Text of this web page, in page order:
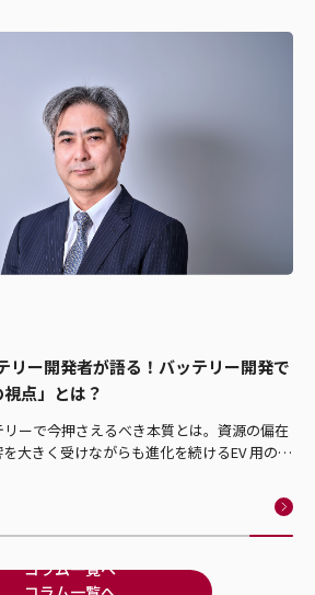
リー開発者が語る！バッテリー開発で
点」とは？
ーで今押さえるべき本質とは。資源の偏在
大きく受けながらも進化を続けるEV 用のバ
こさないための「安全性」、「資源の確
点から研究開発が進められています。今回
ギー開発部長として初代リーフのバッテリー
チウムイオンバッテリーの研究開発を行な
コラム一覧へ